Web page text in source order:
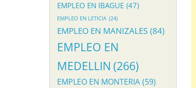
EMPLEO EN IBAGUE (47)
EMPLEO EN LETICIA (24)
EMPLEO EN MANIZALES (84)
EMPLEO EN
MEDELLIN (266)
EMPLEO EN MONTERIA (59)